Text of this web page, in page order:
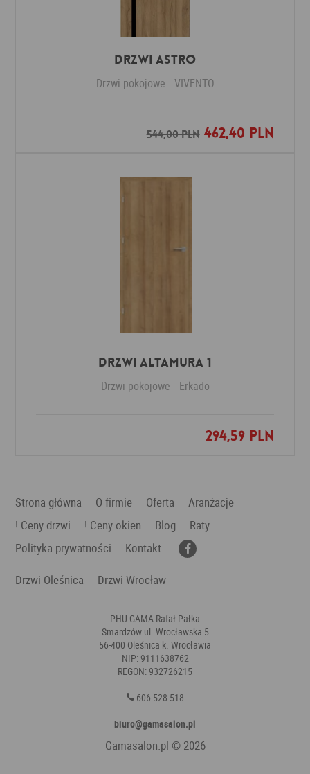
Drzwi ASTRO
Drzwi pokojowe VIVENTO
544,00 PLN462,40 PLN
Dodaj do ulubionych
Drzwi Altamura 1
Drzwi pokojowe Erkado
294,59 PLN
Dodaj do ulubionych
Strona główna O firmie Oferta
Aranżacje
! Ceny drzwi
! Ceny okien Blog
Raty
Polityka prywatności
Kontakt
Drzwi Oleśnica
Drzwi Wrocław
PHU GAMA Rafał Pałka
Smardzów ul. Wrocławska 5
56-400 Oleśnica k. Wrocławia
NIP: 9111638762
REGON: 932726215
606 528 518
biuro@gamasalon.pl
Gamasalon.pl © 2026